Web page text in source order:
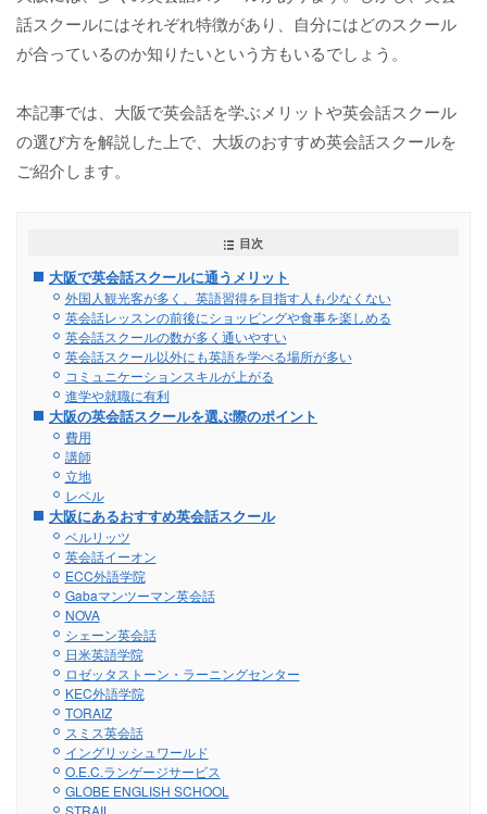
話スクールにはそれぞれ特徴があり、自分にはどのスクール
が合っているのか知りたいという方もいるでしょう。
本記事では、大阪で英会話を学ぶメリットや英会話スクール
の選び方を解説した上で、大坂のおすすめ英会話スクールを
ご紹介します。
目次
大阪で英会話スクールに通うメリット
外国人観光客が多く、英語習得を目指す人も少なくない
英会話レッスンの前後にショッピングや食事を楽しめる
英会話スクールの数が多く通いやすい
英会話スクール以外にも英語を学べる場所が多い
コミュニケーションスキルが上がる
進学や就職に有利
大阪の英会話スクールを選ぶ際のポイント
費用
講師
立地
レベル
大阪にあるおすすめ英会話スクール
ベルリッツ
英会話イーオン
ECC外語学院
Gabaマンツーマン英会話
NOVA
シェーン英会話
日米英語学院
ロゼッタストーン・ラーニングセンター
KEC外語学院
TORAIZ
スミス英会話
イングリッシュワールド
O.E.C.ランゲージサービス
GLOBE ENGLISH SCHOOL
STRAIL